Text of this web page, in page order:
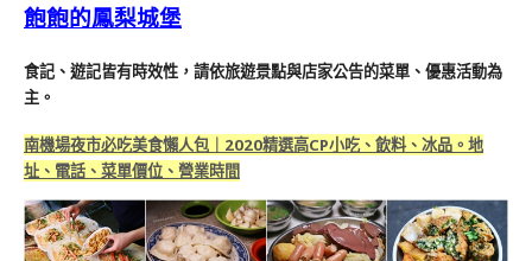
飽飽的鳳梨城堡
食記、遊記皆有時效性，請依旅遊景點與店家公告的菜單、優惠活動為
主。
南機場夜市必吃美食懶人包｜2020精選高CP小吃、飲料、冰品。地
址、電話、菜單價位、營業時間